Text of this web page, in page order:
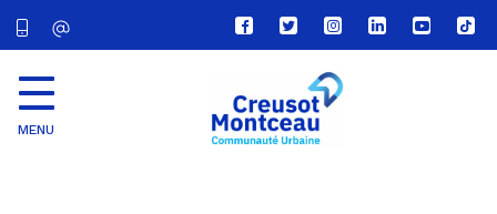
Lien
vers
compte
Facebook
Lien
vers
compte
Twitter
Lien
vers
le
compte
Lien
vers
Lien
vers
Lien
vers
MENU